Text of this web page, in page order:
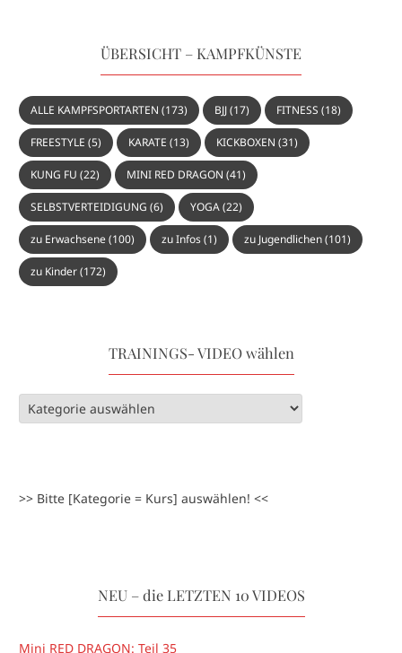
ÜBERSICHT – KAMPFKÜNSTE
ALLE KAMPFSPORTARTEN (173) BJJ(17) FITNESS (18)
FREESTYLE (5) KARATE (13) KICKBOXEN (31)
KUNG FU (22) MINI RED DRAGON (41)
SELBSTVERTEIDIGUNG (6) YOGA(22)
zu Erwachsene(100) zu Infos(1) zu Jugendlichen(101)
zu Kinder(172)
TRAININGS- VIDEO wählen
>> Bitte [Kategorie = Kurs] auswählen! <<
NEU – die LETZTEN 10 VIDEOS
Mini RED DRAGON: Teil 35